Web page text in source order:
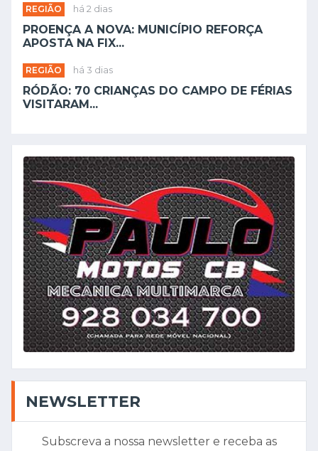
REGIÃO há 2 dias
PROENÇA A NOVA: MUNICÍPIO REFORÇA
APOSTA NA FIX...
REGIÃO há 3 dias
RÓDÃO: 70 CRIANÇAS DO CAMPO DE FÉRIAS
VISITARAM...
NEWSLETTER
Subscreva a nossa newsletter e receba as